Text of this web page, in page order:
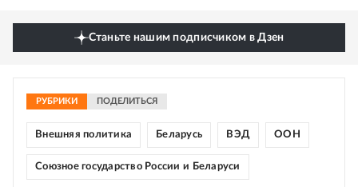
Станьте нашим подписчиком в Дзен
РУБРИКИ ПОДЕЛИТЬСЯ
Внешняя политика Беларусь ВЭД ООН
Союзное государство России и Беларуси